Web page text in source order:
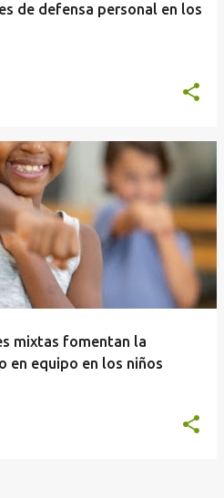
de defensa personal en los
mixtas fomentan la
en equipo en los niños